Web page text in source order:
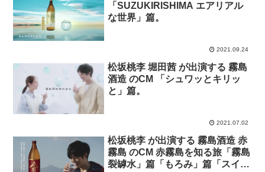
「SUZUKIRISHIMA エアリアル
な世界」篇。
2021.09.24
松坂桃李 堀田茜 が出演する 霧島
酒造 のCM 「シュワッとキリッ
と」篇。
2021.07.02
松坂桃李 が出演する 霧島酒造 赤
霧島 のCM 赤霧島を知る旅「霧島
裂罅水」篇「もろみ」篇「スイー